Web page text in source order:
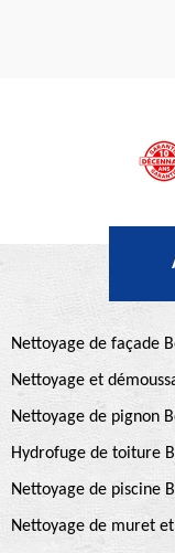
Nettoyage de façade
Nettoyage et
Nettoyage de pignon
Hydrofuge de toiture
Nettoyage de piscine
Nettoyage de muret